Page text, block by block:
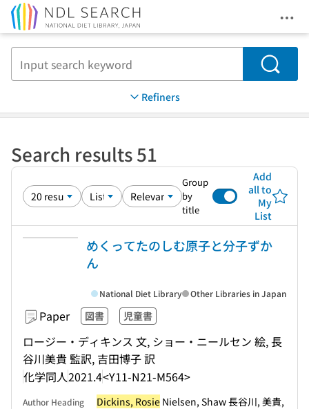
Search
Refiners
Search results 51
Group
by
title
Add
all to
My
List
めくってたのしむ原子と分子ずか
ん
Paper 図書 児童書
ロージー・ディキンス 文, ショー・ニールセン 絵, 長
谷川美貴 監訳, 吉田博子 訳
化学同人2021.4<Y11-N21-M564>
National Diet Library Other Libraries in Japan
Author Heading Dickins, Rosie Nielsen, Shaw 長谷川, 美貴,